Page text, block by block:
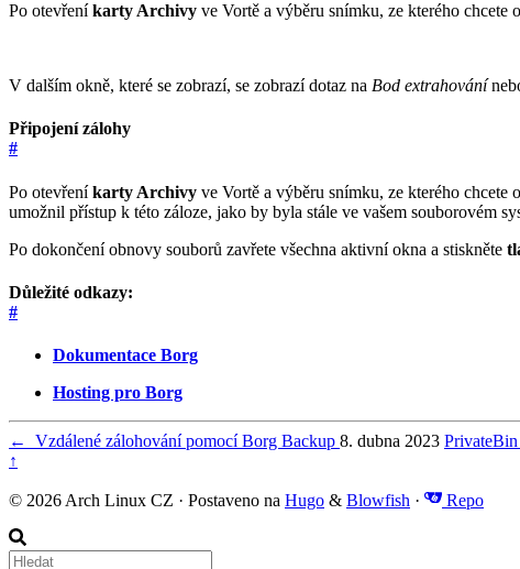
Po otevřeníkarty Archivy ve Vortě a výběru snímku, ze kterého chcete
V dalším okně, které se zobrazí, se zobrazí dotaz na Bod extrahování
Připojení zálohy
#
Po otevřeníkarty Archivy ve Vortě a výběru snímku, ze kterého chcete
umožnil přístup k této záloze, jako by byla stále ve vašem souborovém
Po dokončení obnovy souborů zavřete všechna aktivní okna a stiskněte
Důležité odkazy:
#
Dokumentace Borg
Hosting pro Borg
← Vzdálené zálohování pomocí Borg Backup 8. dubna 2023 PrivateBin
↑
© 2026 Arch Linux CZ · Postaveno na Hugo & Blowfish · Repo